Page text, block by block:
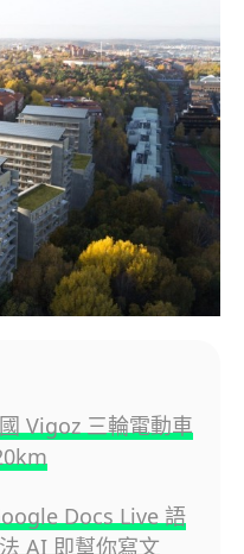
Vigoz 三輪電動車
Docs Live 語
AI 即幫你寫文